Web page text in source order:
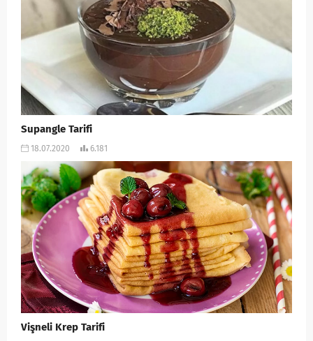
Supangle Tarifi
18.07.2020 6.181
Vişneli Krep Tarifi